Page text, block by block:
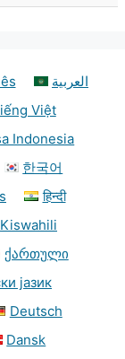
العربية
Việt
Indonesia
한국어
हिन्दी
Kiswahili
ქართული
јазик
Deutsch
Dansk